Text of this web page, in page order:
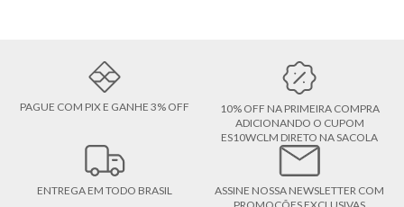
PAGUE COM PIX E GANHE 3% OFF
10% OFF NA PRIMEIRA COMPRA
ADICIONANDO O CUPOM
ES10WCLM DIRETO NA SACOLA
ENTREGA EM TODO BRASIL
ASSINE NOSSA NEWSLETTER COM